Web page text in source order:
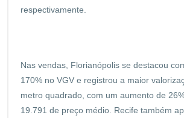
respectivamente.
Nas vendas, Florianópolis se destacou
170% no VGV e registrou a maior
metro quadrado, com um aumento de
19.791 de preço médio. Recife também